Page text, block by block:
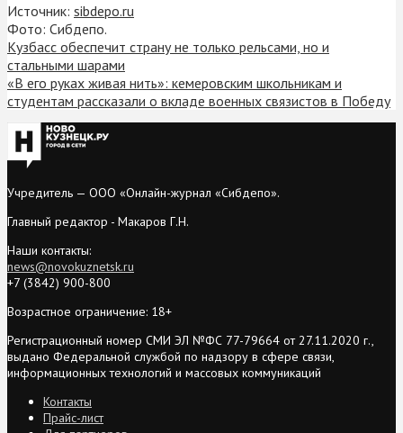
Источник: sibdepo.ru
Фото: Сибдепо.
Кузбасс обеспечит страну не только рельсами, но и
стальными шарами
«В его руках живая нить»: кемеровским школьникам и
студентам рассказали о вкладе военных связистов в Победу
Учредитель — ООО «Онлайн-журнал «Сибдепо».
Главный редактор - Макаров Г.Н.
Наши контакты:
news@novokuznetsk.ru
+7 (3842) 900-800
Возрастное ограничение: 18+
Регистрационный номер СМИ ЭЛ №ФС 77-79664 от 27.11.2020 г.,
выдано Федеральной службой по надзору в сфере связи,
информационных технологий и массовых коммуникаций
Контакты
Прайс-лист